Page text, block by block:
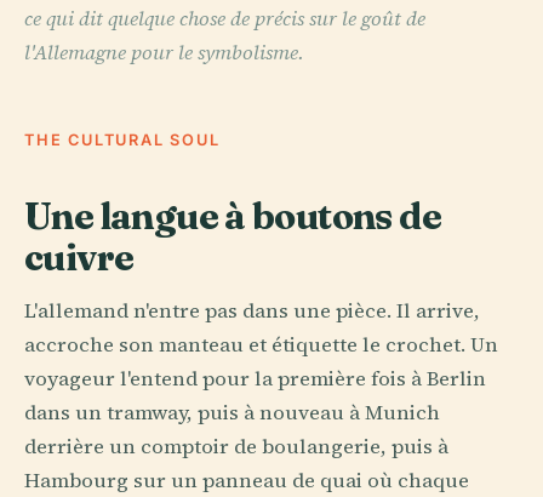
ce qui dit quelque chose de précis sur le goût de
l'Allemagne pour le symbolisme.
THE CULTURAL SOUL
Une langue à boutons de
cuivre
L'allemand n'entre pas dans une pièce. Il arrive,
accroche son manteau et étiquette le crochet. Un
voyageur l'entend pour la première fois à Berlin
dans un tramway, puis à nouveau à Munich
derrière un comptoir de boulangerie, puis à
Hambourg sur un panneau de quai où chaque